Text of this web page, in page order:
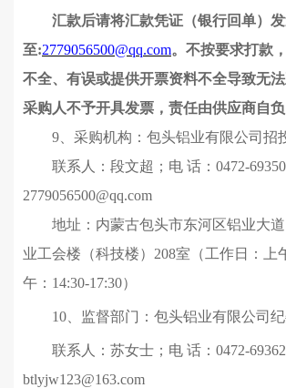
汇款后请将汇款凭证 （银行回单）
至:2779056500@qq.com。 不按要求打款
不全、有误或提供开票资料不全导致无
采购人不予开具发票，责任由供应商自负
9 、采购机构：包头铝业有限公司 招
联系人： 段文超； 电 话：0472-693
2779056500@qq.com
地址： 内蒙古包头市东河区铝业大道
业工会楼（科技楼）208室 （工作日：上
午：14:30-17:30）
10、 监督部门： 包头铝业有限公司
联系人： 苏女士； 电 话：0472-
btlyjw123@163.com